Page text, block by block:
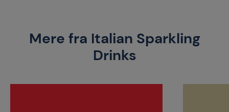
Mere fra Italian Sparkling
Drinks